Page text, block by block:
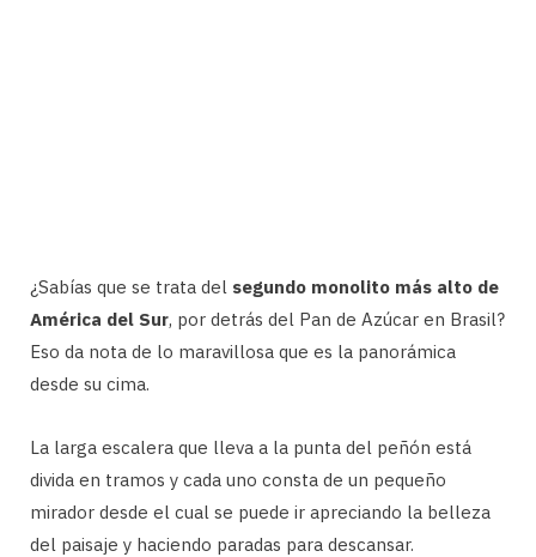
¿Sabías que se trata del segundo monolito más alto de
América del Sur, por detrás del Pan de Azúcar en Brasil?
Eso da nota de lo maravillosa que es la panorámica
desde su cima.
La larga escalera que lleva a la punta del peñón está
divida en tramos y cada uno consta de un pequeño
mirador desde el cual se puede ir apreciando la belleza
del paisaje y haciendo paradas para descansar.